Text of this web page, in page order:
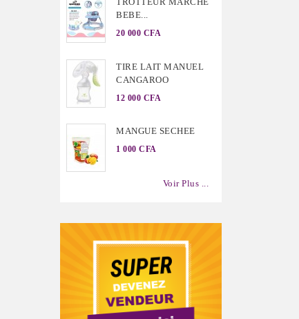
BEBE...
20 000 CFA
TIRE LAIT MANUEL
CANGAROO
12 000 CFA
MANGUE SECHEE
1 000 CFA
Voir Plus ...